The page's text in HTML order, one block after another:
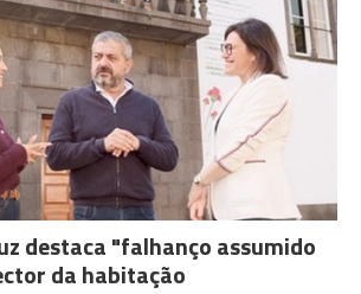
destaca "falhanço assumido
da habitação